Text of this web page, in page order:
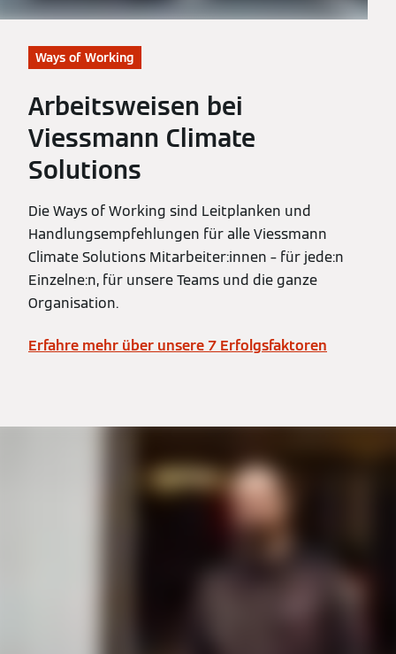
Ways of Working
Arbeitsweisen bei
Viessmann Climate
Solutions
Die Ways of Working sind Leitplanken und
Handlungsempfehlungen für alle Viessmann
Climate Solutions Mitarbeiter:innen – für jede:n
Einzelne:n, für unsere Teams und die ganze
Organisation.
Erfahre mehr über unsere 7 Erfolgsfaktoren